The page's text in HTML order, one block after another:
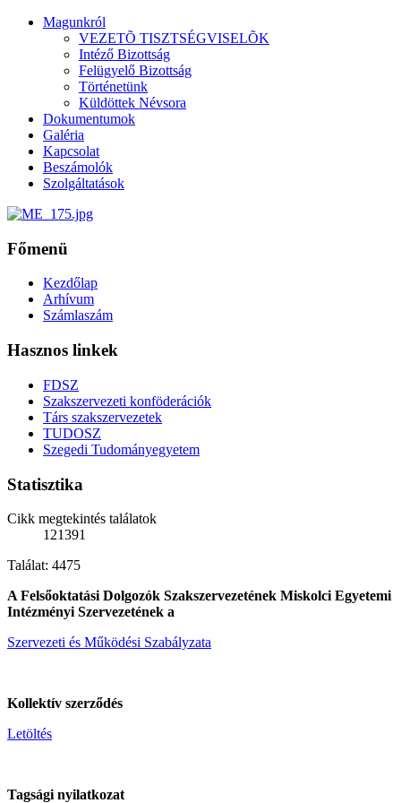
Magunkról
VEZETÕ TISZTSÉGVISELÕK
Intéző Bizottság
Felügyelő Bizottság
Történetünk
Küldöttek Névsora
Dokumentumok
Galéria
Kapcsolat
Beszámolók
Szolgáltatások
Főmenü
Kezdőlap
Arhívum
Számlaszám
Hasznos linkek
FDSZ
Szakszervezeti konföderációk
Társ szakszervezetek
TUDOSZ
Szegedi Tudományegyetem
Statisztika
Cikk megtekintés találatok
121391
Találat: 4475
A Felsőoktatási Dolgozók Szakszervezetének Miskolci Egyetemi
Intézményi Szervezetének a
Szervezeti és Működési Szabályzata
Kollektív szerződés
Letöltés
Tagsági nyilatkozat